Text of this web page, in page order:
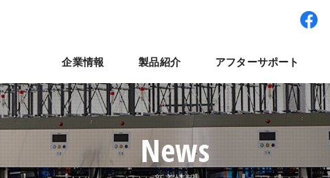
企業情報
経営理念 拠点紹介 世界展開 ナベルネットワーク
製品紹介
タワー型システム 検査装置 集卵装置 パレット輸送システ
アフターサポート
コラム
用 パート・アルバイト採用 社員インタビュー よくある質
News